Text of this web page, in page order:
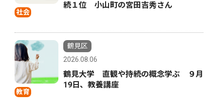
社会
続１位 小山町の宮田吉秀さん
教育
鶴見区
2026.08.06
鶴見大学 直観や持続の概念学ぶ ９月
19日、教養講座